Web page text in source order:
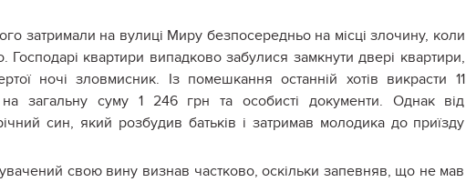
затримали на вулиці Миру безпосередньо на місці злочину, коли
квартири випадково забулися замкнути двері квартири,
ночі зловмисник. Із помешкання останній хотів викрасти 11
загальну суму 1 246 грн та особисті документи. Однак від
син, який розбудив батьків і затримав молодика до приїзду
свою вину визнав частково, оскільки запевняв, що не мав